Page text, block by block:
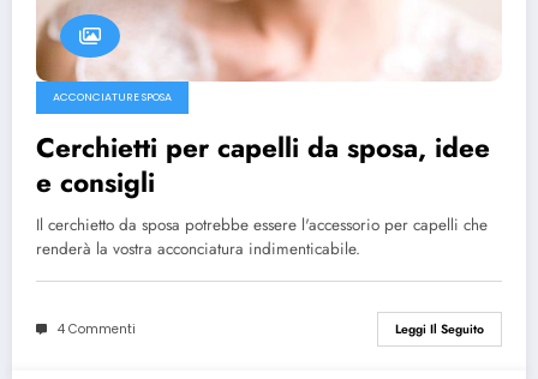
ACCONCIATURE SPOSA
Cerchietti per capelli da sposa, idee
e consigli
Il cerchietto da sposa potrebbe essere l'accessorio per capelli che
renderà la vostra acconciatura indimenticabile.
4 Commenti Leggi Il Seguito